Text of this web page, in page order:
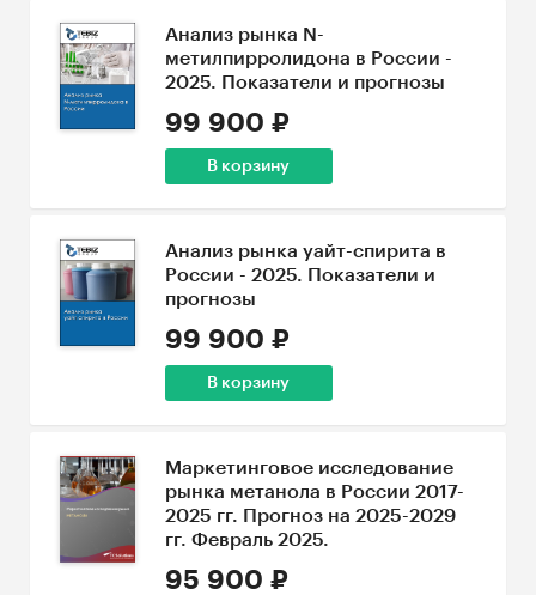
Анализ рынка N-
метилпирролидона в России -
2025. Показатели и прогнозы
99 900 ₽
В корзину
Анализ рынка уайт-спирита в
России - 2025. Показатели и
прогнозы
99 900 ₽
В корзину
Маркетинговое исследование
рынка метанола в России 2017-
2025 гг. Прогноз на 2025-2029
гг. Февраль 2025.
95 900 ₽